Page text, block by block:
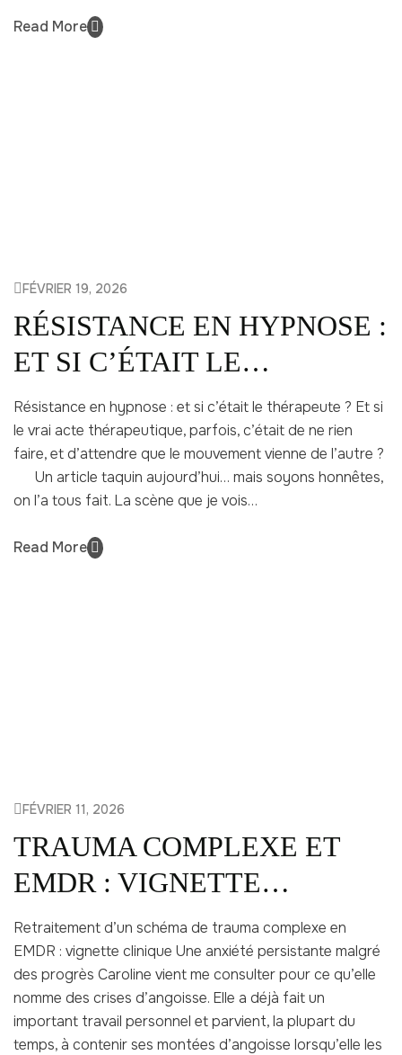
Read More
FÉVRIER 19, 2026
RÉSISTANCE EN HYPNOSE :
ET SI C’ÉTAIT LE
THÉRAPEUTE?
Résistance en hypnose : et si c’était le thérapeute ? Et si
le vrai acte thérapeutique, parfois, c’était de ne rien
faire, et d’attendre que le mouvement vienne de l’autre ?
Un article taquin aujourd’hui… mais soyons honnêtes,
on l’a tous fait. La scène que je vois…
Read More
FÉVRIER 11, 2026
TRAUMA COMPLEXE ET
EMDR : VIGNETTE
CLINIQUE
Retraitement d’un schéma de trauma complexe en
EMDR : vignette clinique Une anxiété persistante malgré
des progrès Caroline vient me consulter pour ce qu’elle
nomme des crises d’angoisse. Elle a déjà fait un
important travail personnel et parvient, la plupart du
temps, à contenir ses montées d’angoisse lorsqu’elle les